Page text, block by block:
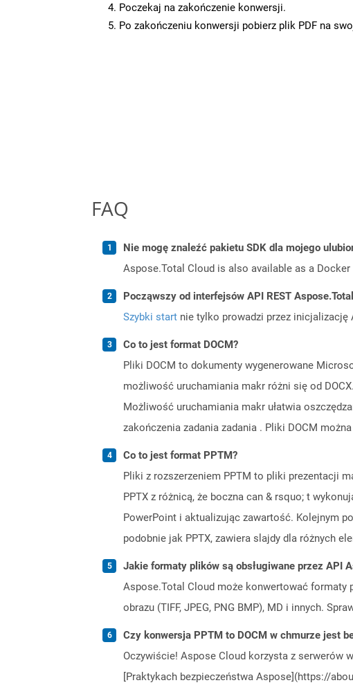
Poczekaj na zakończenie konwersji.
Po zakończeniu konwersji pobierz plik PDF na
FAQ
Nie mogę znaleźć pakietu SDK dla mojego
Aspose.Total Cloud is also available as a
Począwszy od interfejsów API REST
Szybki start nie tylko prowadzi przez
Co to jest format DOCM?
Pliki DOCM to dokumenty wygenerowane
możliwość uruchamiania makr różni się od
Możliwość uruchamiania makr ułatwia
zakończenia zadania zadania . Pliki DOCM
Co to jest format PPTM?
Pliki z rozszerzeniem PPTM to pliki prezentacji
PPTX z różnicą, że boczna can & rsquo; t
PowerPoint i aktualizując zawartość. Kolejnym
podobnie jak PPTX, zawiera slajdy dla różnych
Jakie formaty plików są obsługiwane przez API
Aspose.Total Cloud może konwertować formaty
obrazu (TIFF, JPEG, PNG BMP), MD i innych.
Czy konwersja PPTM to DOCM w chmurze jest
Oczywiście! Aspose Cloud korzysta z serwerów
[Praktykach bezpieczeństwa Aspose](https://